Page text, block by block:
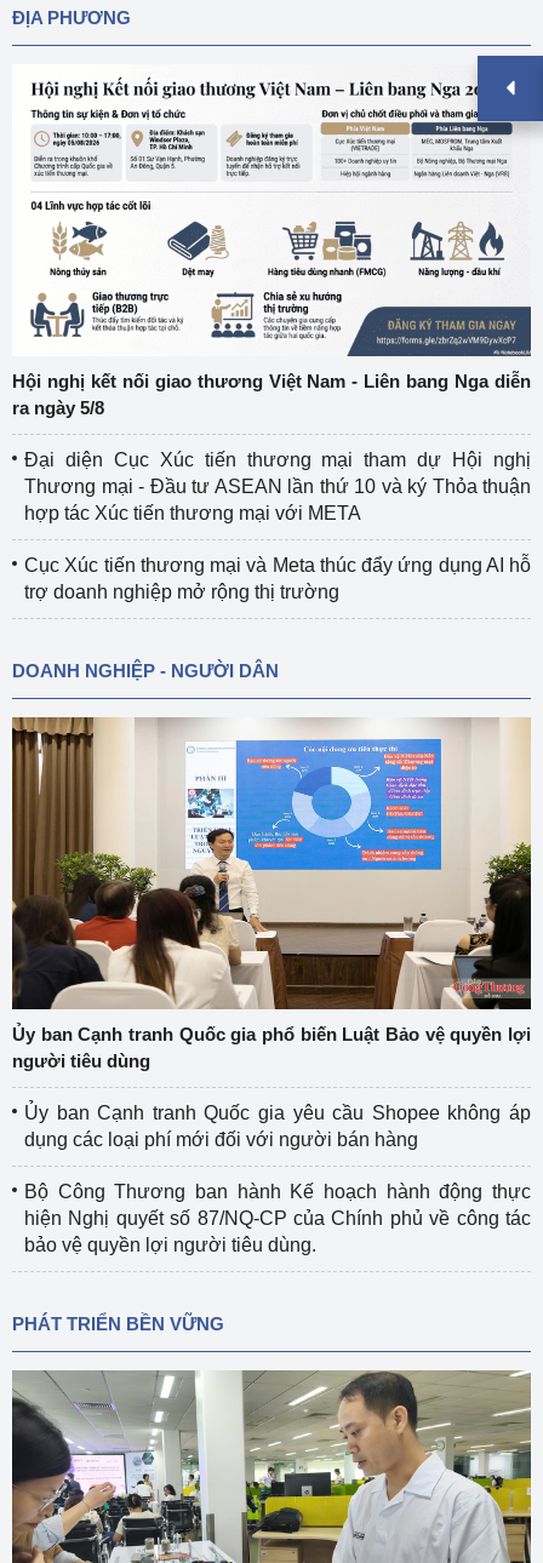
ĐỊA PHƯƠNG
Hội nghị kết nối giao thương Việt Nam - Liên bang Nga diễn
ra ngày 5/8
Đại diện Cục Xúc tiến thương mại tham dự Hội nghị
Thương mại - Đầu tư ASEAN lần thứ 10 và ký Thỏa thuận
hợp tác Xúc tiến thương mại với META
Cục Xúc tiến thương mại và Meta thúc đẩy ứng dụng AI hỗ
trợ doanh nghiệp mở rộng thị trường
DOANH NGHIỆP - NGƯỜI DÂN
Ủy ban Cạnh tranh Quốc gia phổ biến Luật Bảo vệ quyền lợi
người tiêu dùng
Ủy ban Cạnh tranh Quốc gia yêu cầu Shopee không áp
dụng các loại phí mới đối với người bán hàng
Bộ Công Thương ban hành Kế hoạch hành động thực
hiện Nghị quyết số 87/NQ-CP của Chính phủ về công tác
bảo vệ quyền lợi người tiêu dùng.
PHÁT TRIỂN BỀN VỮNG